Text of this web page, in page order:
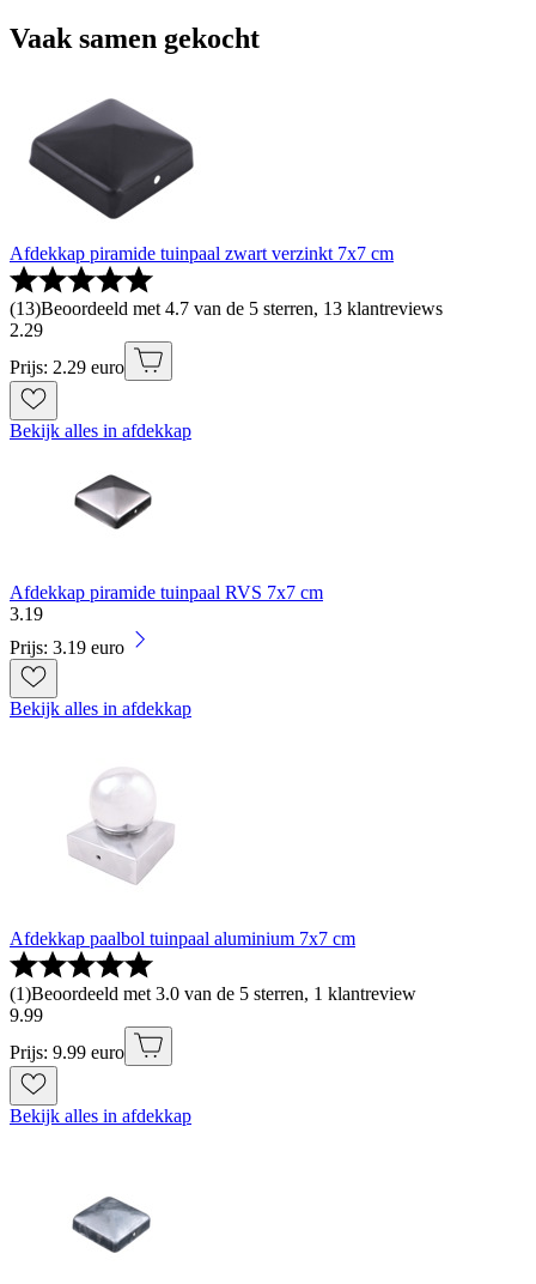
Vaak samen gekocht
Afdekkap piramide tuinpaal zwart verzinkt 7x7 cm
(13)Beoordeeld met 4.7 van de 5 sterren, 13 klantreviews
2.29
Prijs: 2.29 euro
Bekijk alles in afdekkap
Afdekkap piramide tuinpaal RVS 7x7 cm
3.19
Prijs: 3.19 euro
Bekijk alles in afdekkap
Afdekkap paalbol tuinpaal aluminium 7x7 cm
(1)Beoordeeld met 3.0 van de 5 sterren, 1 klantreview
9.99
Prijs: 9.99 euro
Bekijk alles in afdekkap